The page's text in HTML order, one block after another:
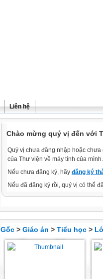
Liên hệ
Chào mừng quý vị đến với
Quý vị chưa đăng nhập hoặc
của Thư viện về máy tính của mình.
Nếu chưa đăng ký, hãy đăng ký
Nếu đã đăng ký rồi, quý vị có thể
Gốc > Giáo án > Tiểu học >